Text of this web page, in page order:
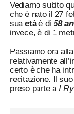
Vediamo subito
che è nato il 27
suaetàè di 58
invece, è di 1
Passiamo ora alla
relativamente
certo è che ha
recitazione. Il
preso parte a I